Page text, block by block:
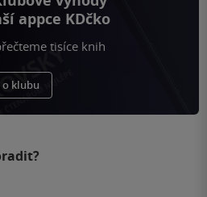
appce KDčko
tisíce knih
o klubu